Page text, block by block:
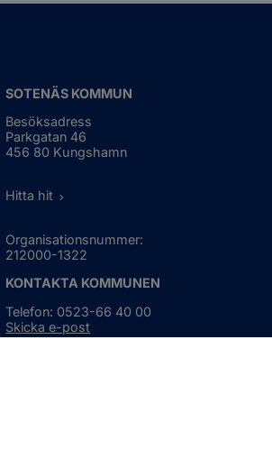
SOTENÄS KOMMUN
Besöksadress
Parkgatan 46
456 80 Kungshamn
Hitta hit
Organisationsnummer:
212000-1322
KONTAKTA KOMMUNEN
Telefon: 0523-66 40 00
Skicka e-post